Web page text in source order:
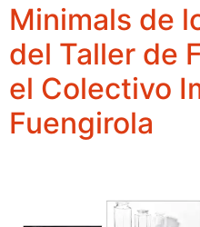
Minimals de
del Taller de
el Colectivo
Fuengirola